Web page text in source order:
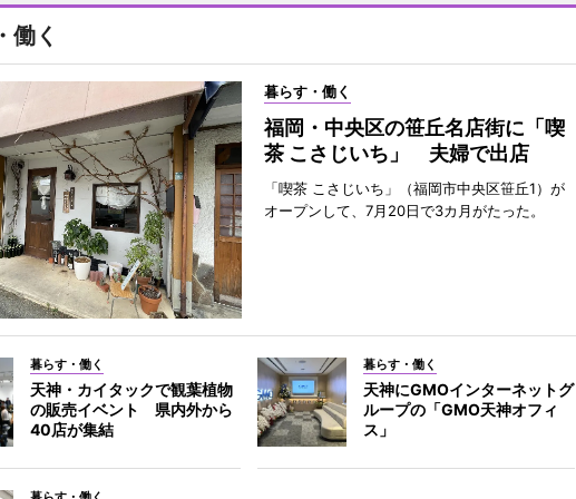
働く
暮らす・働く
福岡・中央区の笹丘名店街に「喫
茶 こさじいち」 夫婦で出店
「喫茶 こさじいち」（福岡市中央区笹丘1）が
オープンして、7月20日で3カ月がたった。
暮らす・働く
天神・カイタックで観葉植物
の販売イベント 県内外から
40店が集結
暮らす・働く
天神にGMOインターネットグ
ループの「GMO天神オフィ
ス」